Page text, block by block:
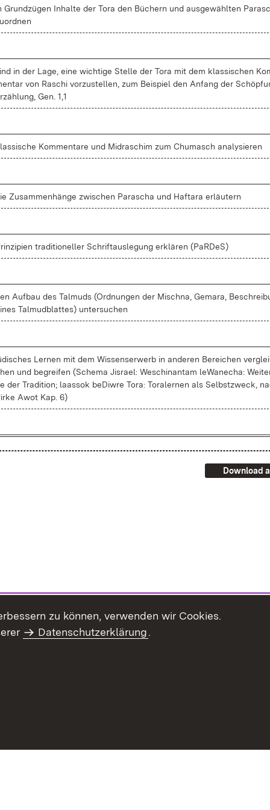
Grund­zü­gen In­hal­te der To­ra den Bü­chern und aus­ge­wähl­ten
in der La­ge, ei­ne wich­ti­ge Stel­le der To­ra mit dem klas­si­schen
von Ra­schi vor­zu­stel­len, zum Bei­spiel den An­fang der
Gen. 1,1
Kom­men­ta­re und Midra­schim zum Chu­masch ana­ly­sie­ren
Zu­sam­men­hän­ge zwi­schen Pa­ra­scha und Haft­a­ra er­läu­tern
tra­di­tio­nel­ler Schrift­aus­le­gung er­klä­ren (PaR­DeS)
Auf­bau des Tal­muds (Ord­nun­gen der Misch­na, Ge­ma­ra,
Tal­mud­blat­tes) un­ter­su­chen
Ler­nen mit dem Wis­sens­er­werb in an­de­ren Be­rei­chen
und be­grei­fen (Sche­ma Jis­ra­el: We­schi­nantam le­Wan­echa:
der Tra­di­ti­on; laas­sok be­Diw­re To­ra: To­ra­ler­nen als Selbst­zweck,
Awot Kap. 6)
Download
zu können, verwenden wir Cookies.
Datenschutzerklärung.